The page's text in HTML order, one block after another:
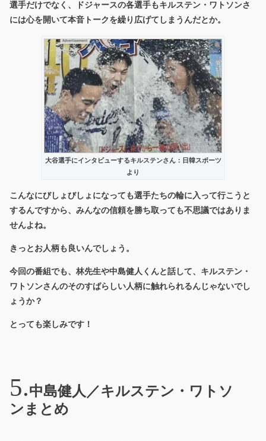
選手だけでなく、ドジャースの各選手もキルステン・ワトソンさ
には心を開いて本音トークを繰り広げてしまうんだとか。
大谷選手にインタビューするキルステンさん：日韓スポーツ
より
こんなにびしょびしょになっても選手たちの輪に入って行こうと
するんですから、みんなの信頼を勝ち取っても不思議ではありま
せんよね。
きっとお人柄も良いんでしょう。
今回の番組でも、林先生や中島健人くんと話して、キルステン・
ワトソンさんのそのすばらしい人柄に触れられるんじゃないでし
ょうか？
とっても楽しみです！
中島健人／キルステン・ワトソ
ンまとめ